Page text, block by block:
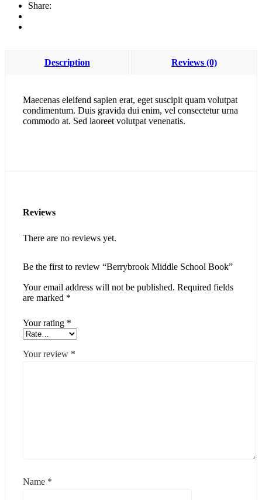
Share:
Description Reviews (0)
Maecenas eleifend sapien erat, eget suscipit quam volutpat
condimentum. Duis gravida dui enim, vel consectetur urna
commodo at. Sed laoreet volutpat venenatis.
Reviews
There are no reviews yet.
Be the first to review “Berrybrook Middle School Book”
Your email address will not be published. Required fields
are marked *
Your rating *
Your review *
Name *